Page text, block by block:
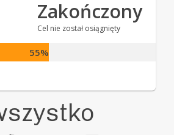
Zakończony
Cel nie został osiągnięty
55%